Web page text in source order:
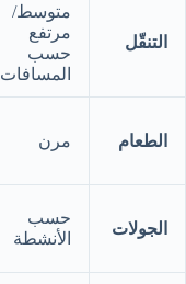
التنقّل
متوسط/
مرتفع
حسب
المسافات
الطعام مرن
الجولات
حسب
الأنشطة